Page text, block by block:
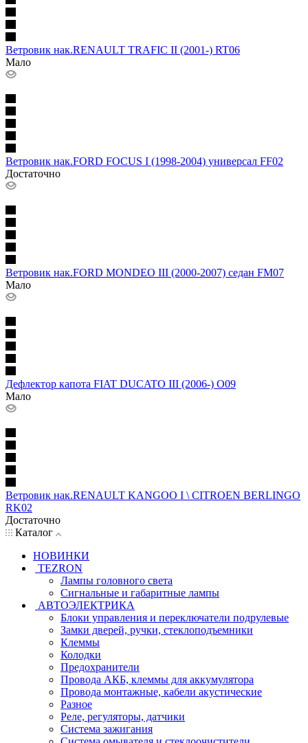
Ветровик нак.RENAULT TRAFIC II (2001-) RT06
Мало
Ветровик нак.FORD FOCUS I (1998-2004) универсал FF02
Достаточно
Ветровик нак.FORD MONDEO III (2000-2007) седан FM07
Мало
Дефлектор капота FIAT DUCATO III (2006-) О09
Мало
Ветровик нак.RENAULT KANGOO I \ CITROEN BERLINGO
RK02
Достаточно
Каталог
НОВИНКИ
TEZRON
Лампы головного света
Сигнальные и габаритные лампы
АВТОЭЛЕКТРИКА
Блоки управления и переключатели подрулевые
Замки дверей, ручки, стеклоподъемники
Клеммы
Колодки
Предохранители
Провода АКБ, клеммы для аккумулятора
Провода монтажные, кабели акустические
Разное
Реле, регуляторы, датчики
Система зажигания